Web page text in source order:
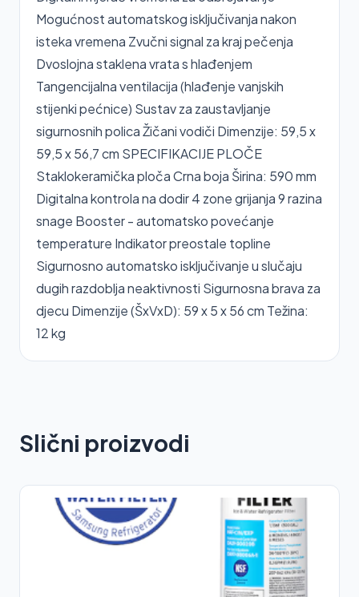
Mogućnost automatskog isključivanja nakon
isteka vremena Zvučni signal za kraj pečenja
Dvoslojna staklena vrata s hlađenjem
Tangencijalna ventilacija (hlađenje vanjskih
stijenki pećnice) Sustav za zaustavljanje
sigurnosnih polica Žičani vodiči Dimenzije: 59,5 x
59,5 x 56,7 cm SPECIFIKACIJE PLOČE
Staklokeramička ploča Crna boja Širina: 590 mm
Digitalna kontrola na dodir 4 zone grijanja 9 razina
snage Booster - automatsko povećanje
temperature Indikator preostale topline
Sigurnosno automatsko isključivanje u slučaju
dugih razdoblja neaktivnosti Sigurnosna brava za
djecu Dimenzije (ŠxVxD): 59 x 5 x 56 cm Težina:
12 kg
Slični proizvodi